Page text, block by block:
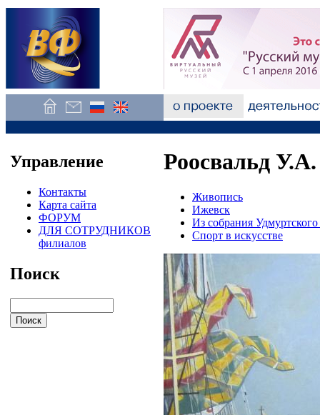
Управление
Контакты
Карта сайта
ФОРУМ
ДЛЯ СОТРУДНИКОВ
филиалов
Поиск
Роосвальд
Живопись
Ижевск
Из собрания
Спорт в искусстве